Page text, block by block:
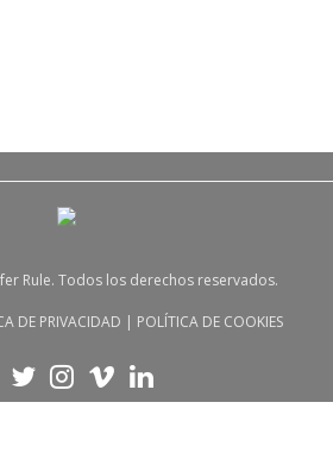
Rule. Todos los derechos reservados.
DE PRIVACIDAD | POLÍTICA DE COOKIES